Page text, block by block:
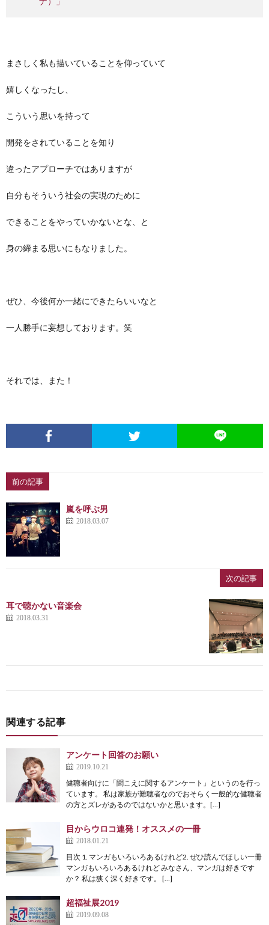
まさしく私も描いていることを仰っていて
嬉しくなったし、
こういう思いを持って
開発をされていることを知り
違ったアプローチではありますが
自分もそういう社会の実現のために
できることをやっていかないとな、と
身の締まる思いにもなりました。
ぜひ、今後何か一緒にできたらいいなと
一人勝手に妄想しております。笑
それでは、また！
前の記事
嵐を呼ぶ男
2018.03.07
次の記事
耳で聴かない音楽会
2018.03.31
関連する記事
アンケート回答のお願い
2019.10.21
健聴者向けに「聞こえに関するアンケート」というのを行っ
ています。 私は家族が難聴者なのでおそらく一般的な健聴者
の方とズレがあるのではないかと思います。[…]
目からウロコ連発！オススメの一冊
2018.01.21
目次 1. マンガもいろいろあるけれど2. ぜひ読んでほしい一冊
マンガもいろいろあるけれど みなさん、マンガは好きです
か？ 私は狭く深く好きです。 […]
超福祉展2019
2019.09.08